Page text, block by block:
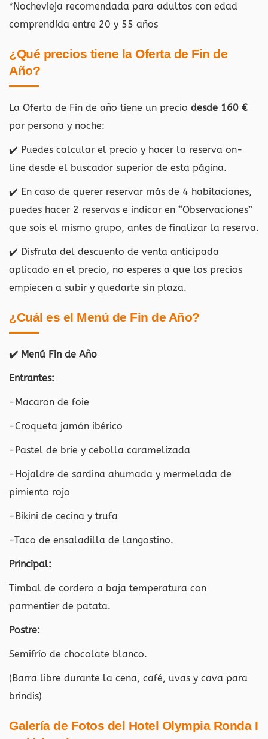
*Nochevieja recomendada para adultos con edad
comprendida entre 20 y 55 años
¿Qué precios tiene la Oferta de Fin de
Año?
La Oferta de Fin de año tiene un precio desde 160 €
por persona y noche:
✔️ Puedes calcular el precio y hacer la reserva on-
line desde el buscador superior de esta página.
✔️ En caso de querer reservar más de 4 habitaciones,
puedes hacer 2 reservas e indicar en “Observaciones”
que sois el mismo grupo, antes de finalizar la reserva.
✔️ Disfruta del descuento de venta anticipada
aplicado en el precio, no esperes a que los precios
empiecen a subir y quedarte sin plaza.
¿Cuál es el Menú de Fin de Año?
✔️ Menú Fin de Año
Entrantes:
-Macaron de foie
-Croqueta jamón ibérico
-Pastel de brie y cebolla caramelizada
-Hojaldre de sardina ahumada y mermelada de
pimiento rojo
-Bikini de cecina y trufa
-Taco de ensaladilla de langostino.
Principal:
Timbal de cordero a baja temperatura con
parmentier de patata.
Postre:
Semifrío de chocolate blanco.
(Barra libre durante la cena, café, uvas y cava para
brindis)
Galería de Fotos del Hotel Olympia Ronda I